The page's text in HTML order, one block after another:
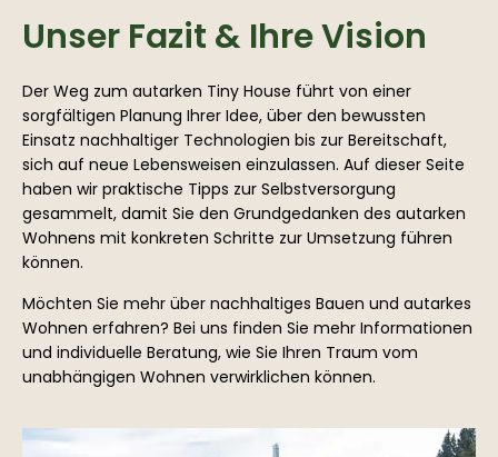
Unser Fazit & Ihre Vision
Der Weg zum autarken Tiny House führt von einer
sorgfältigen Planung Ihrer Idee, über den bewussten
Einsatz nachhaltiger Technologien bis zur Bereitschaft,
sich auf neue Lebensweisen einzulassen. Auf dieser Seite
haben wir praktische Tipps zur Selbstversorgung
gesammelt, damit Sie den Grundgedanken des autarken
Wohnens mit konkreten Schritte zur Umsetzung führen
können.
Möchten Sie mehr über nachhaltiges Bauen und autarkes
Wohnen erfahren? Bei uns finden Sie mehr Informationen
und individuelle Beratung, wie Sie Ihren Traum vom
unabhängigen Wohnen verwirklichen können.